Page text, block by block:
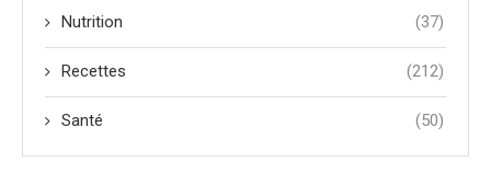
Nutrition (37)
Recettes (212)
Santé (50)